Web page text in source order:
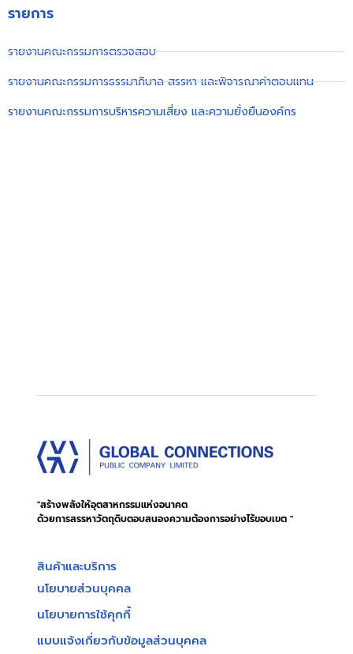
รายการ
รายงานคณะกรรมการตรวจสอบ
รายงานคณะกรรมการธรรมาภิบาล สรรหา และพิจารณาค่าตอบแทน
รายงานคณะกรรมการบริหารความเสี่ยง และความยั่งยืนองค์กร
"สร้างพลังให้อุตสาหกรรมแห่งอนาคต
ด้วยการสรรหาวัตถุดิบตอบสนองความต้องการอย่างไร้ขอบเขต "
สินค้าและบริการ
นโยบายส่วนบุคคล
นโยบายการใช้คุกกี้
แบบแจ้งเกี่ยวกับข้อมูลส่วนบุคคล